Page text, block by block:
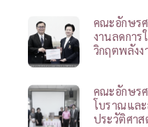
คณะอักษร
งานลดกา
วิกฤตพลังง
คณะอักษร
โบราณแล
ประวัติศาส